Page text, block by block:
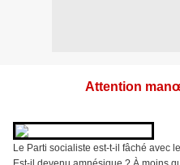
Attention
Le Parti socialiste est-t-il fâché avec